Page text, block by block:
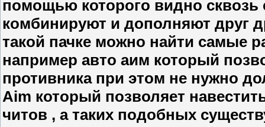
помощью которого видно сквозь
комбинируют и дополняют друг
такой пачке можно найти самые
например авто аим который
противника при этом не нужно
Aim который позволяет
читов , а таких подобных